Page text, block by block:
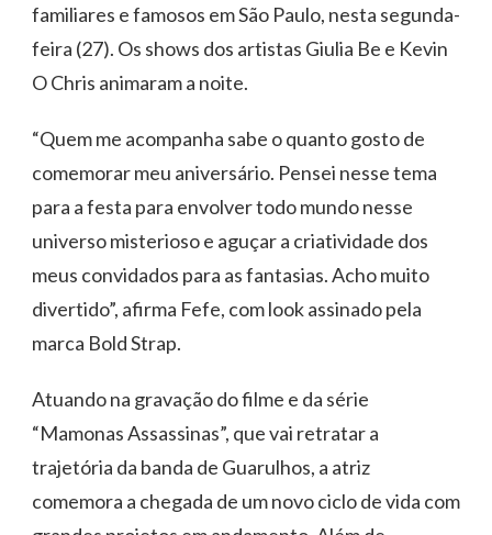
familiares e famosos em São Paulo, nesta segunda-
feira (27). Os shows dos artistas Giulia Be e Kevin
O Chris animaram a noite.
“Quem me acompanha sabe o quanto gosto de
comemorar meu aniversário. Pensei nesse tema
para a festa para envolver todo mundo nesse
universo misterioso e aguçar a criatividade dos
meus convidados para as fantasias. Acho muito
divertido”, afirma Fefe, com look assinado pela
marca Bold Strap.
Atuando na gravação do filme e da série
“Mamonas Assassinas”, que vai retratar a
trajetória da banda de Guarulhos, a atriz
comemora a chegada de um novo ciclo de vida com